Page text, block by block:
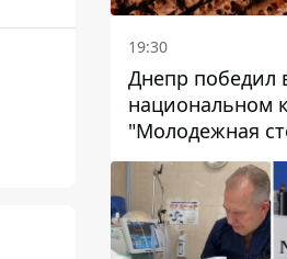
19:30
Днепр победил
национальном
"Молодежная
Украины – 2026"